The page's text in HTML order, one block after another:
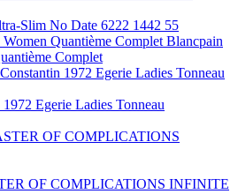
Slim No Date 6222 1442 55
Blancpain
Complet
Egerie Ladies Tonneau
OF COMPLICATIONS INFINITE